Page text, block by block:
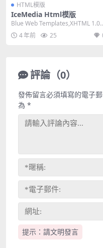
HTML模版
IceMedia Html模版
Blue Web Templates,XHTML 1.0
ransitiona...
4 年前 25
評論（0）
提示：請文明發言
發佈留言必須填寫的電子
為 *